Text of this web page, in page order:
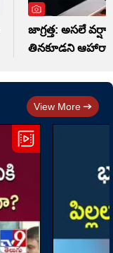
జాగ్రత్త: అసలే
తినకూడని
View More